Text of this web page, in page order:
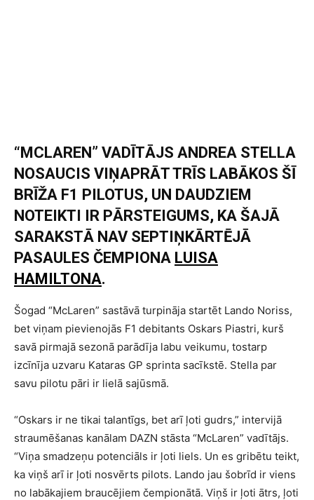
“MCLAREN” VADĪTĀJS ANDREA STELLA
NOSAUCIS VIŅAPRĀT TRĪS LABĀKOS ŠĪ
BRĪŽA F1 PILOTUS, UN DAUDZIEM
NOTEIKTI IR PĀRSTEIGUMS, KA ŠAJĀ
SARAKSTĀ NAV SEPTIŅKĀRTĒJĀ
PASAULES ČEMPIONA LUISA
HAMILTONA.
Šogad “McLaren” sastāvā turpināja startēt Lando Noriss,
bet viņam pievienojās F1 debitants Oskars Piastri, kurš
savā pirmajā sezonā parādīja labu veikumu, tostarp
izcīnīja uzvaru Kataras GP sprinta sacīkstē. Stella par
savu pilotu pāri ir lielā sajūsmā.
“Oskars ir ne tikai talantīgs, bet arī ļoti gudrs,” intervijā
straumēšanas kanālam DAZN stāsta “McLaren” vadītājs.
“Viņa smadzeņu potenciāls ir ļoti liels. Un es gribētu teikt,
ka viņš arī ir ļoti nosvērts pilots. Lando jau šobrīd ir viens
no labākajiem braucējiem čempionātā. Viņš ir ļoti ātrs, ļoti